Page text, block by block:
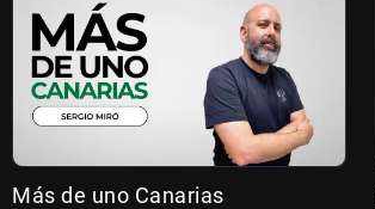
Más de uno Canarias